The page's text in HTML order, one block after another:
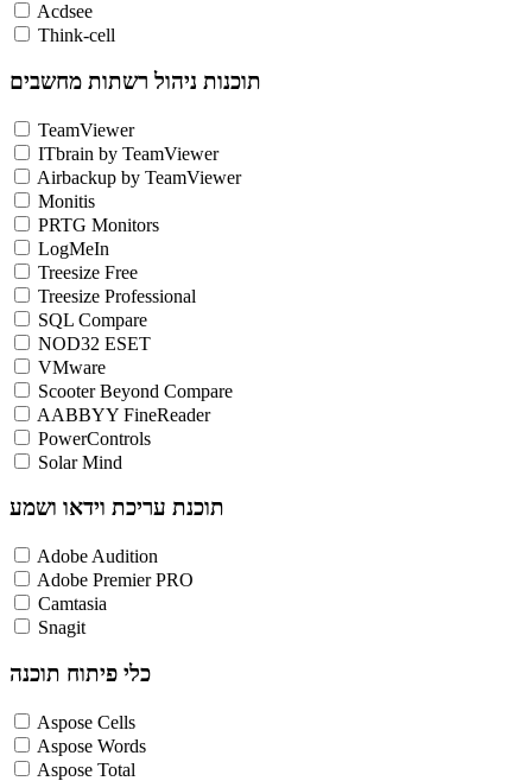
Acdsee
Think-cell
תוכנות ניהול רשתות מחשבים
TeamViewer
ITbrain by TeamViewer
Airbackup by TeamViewer
Monitis
PRTG Monitors
LogMeIn
Treesize Free
Treesize Professional
SQL Compare
NOD32 ESET
VMware
Scooter Beyond Compare
AABBYY FineReader
PowerControls
Solar Mind
תוכנת עריכת וידאו ושמע
Adobe Audition
Adobe Premier PRO
Camtasia
Snagit
כלי פיתוח תוכנה
Aspose Cells
Aspose Words
Aspose Total